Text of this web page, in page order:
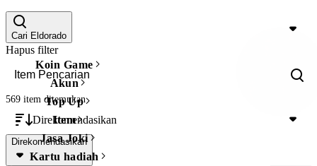
Cari Eldorado
Koin Game
Akun
Top Up
Item
Jasa Joki
Kartu hadiah
Harga
Hapus filter
569 item ditemukan
Direkomendasikan
Direkomendasikan